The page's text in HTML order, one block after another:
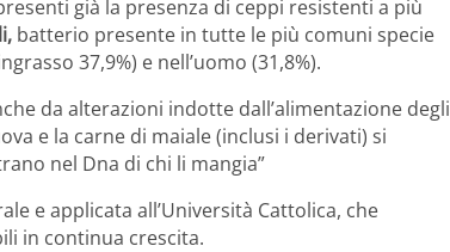
già la presenza di ceppi resistenti a più
batterio presente in tutte le più comuni specie
37,9%) e nell’uomo (31,8%).
da alterazioni indotte dall’alimentazione degli
e la carne di maiale (inclusi i derivati) si
nel Dna di chi li mangia”
e applicata all’Università Cattolica, che
in continua crescita.